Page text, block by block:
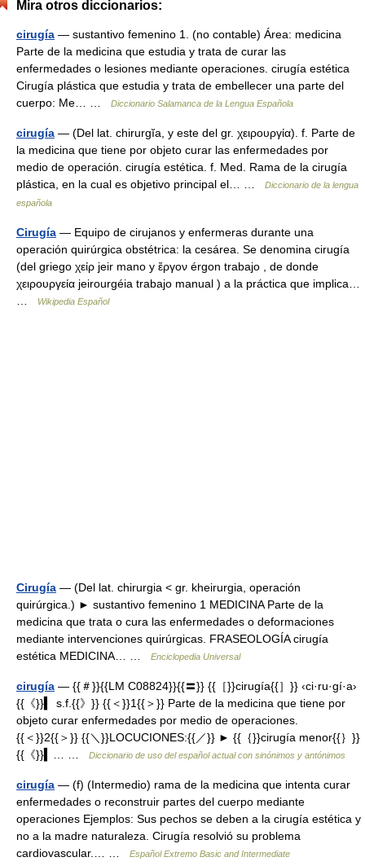
Mira otros diccionarios:
cirugía — sustantivo femenino 1. (no contable) Área: medicina
Parte de la medicina que estudia y trata de curar las
enfermedades o lesiones mediante operaciones. cirugía estética
Cirugía plástica que estudia y trata de embellecer una parte del
cuerpo: Me… …
Diccionario Salamanca de la Lengua Española
cirugía — (Del lat. chirurgĭa, y este del gr. χειρουργία). f. Parte de
la medicina que tiene por objeto curar las enfermedades por
medio de operación. cirugía estética. f. Med. Rama de la cirugía
plástica, en la cual es objetivo principal el… …
Diccionario de la lengua
española
Cirugía — Equipo de cirujanos y enfermeras durante una
operación quirúrgica obstétrica: la cesárea. Se denomina cirugía
(del griego χείρ jeir mano y ἔργον érgon trabajo , de donde
χειρουργεία jeirourgéia trabajo manual ) a la práctica que implica…
Wikipedia Español
Cirugía — (Del lat. chirurgia < gr. kheirurgia, operación
quirúrgica.) ► sustantivo femenino 1 MEDICINA Parte de la
medicina que trata o cura las enfermedades o deformaciones
mediante intervenciones quirúrgicas. FRASEOLOGÍA cirugía
estética MEDICINA… …
Enciclopedia Universal
cirugía — {{＃}}{{LM C08824}}{{〓}} {{［}}cirugía{{］}} ‹ci·ru·gí·a›
{{《}}▍ s.f.{{》}} {{＜}}1{{＞}} Parte de la medicina que tiene por
objeto curar enfermedades por medio de operaciones.
{{＜}}2{{＞}} {{＼}}LOCUCIONES:{{／}} ► {{｛}}cirugía menor{{｝}}
{{《}}▍… …
Diccionario de uso del español actual con sinónimos y antónimos
cirugía — (f) (Intermedio) rama de la medicina que intenta curar
enfermedades o reconstruir partes del cuerpo mediante
operaciones Ejemplos: Sus pechos se deben a la cirugía estética y
no a la madre naturaleza. Cirugía resolvió su problema
cardiovascular.… …
Español Extremo Basic and Intermediate